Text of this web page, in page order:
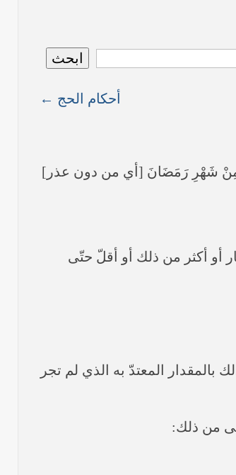
ما ورد في خطبة الجمعة لممثل المرجعية الدينية العليا في كربلاء المقدسة فضيلة العلاّمة الشيخ عبد المهدي الكربلائي في (14/ شعبان /1435هـ) الموافق ( 13/6/2014م ) بعد سيطرة (داعش)
ابحث
أحكام الحج ←
مِنْ شَهْرِ رَمَضَانَ [أي من دون عذر]
أو أكثر من ذلك أو أقلّ حتّى
المعتدّ به الذي لم تجر
من ذلك: